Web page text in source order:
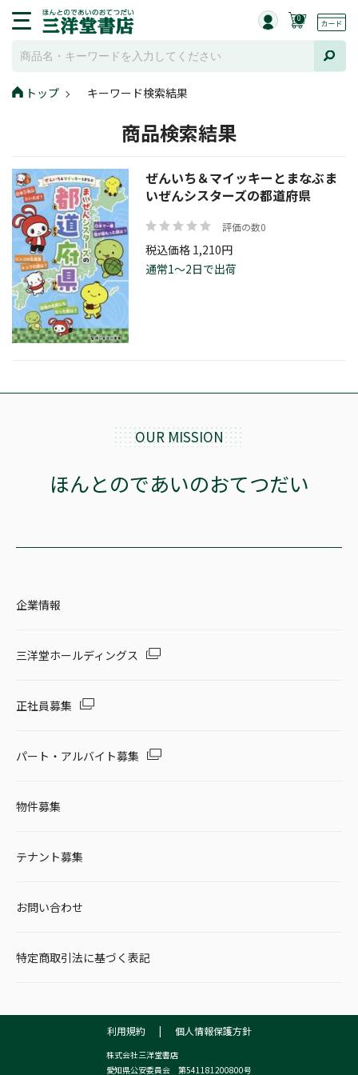
0
トップ キーワード検索結果
商品検索結果
ぜんいち＆マイッキーとまなぶま
いぜんシスターズの都道府県
評価の数0
税込価格 1,210円
通常1～2日で出荷
OUR MISSION
ほんとのであいのおてつだい
企業情報
三洋堂ホールディングス
正社員募集
パート・アルバイト募集
物件募集
テナント募集
お問い合わせ
特定商取引法に基づく表記
利用規約 | 個人情報保護方針
株式会社三洋堂書店
愛知県公安委員会 第541181200800号